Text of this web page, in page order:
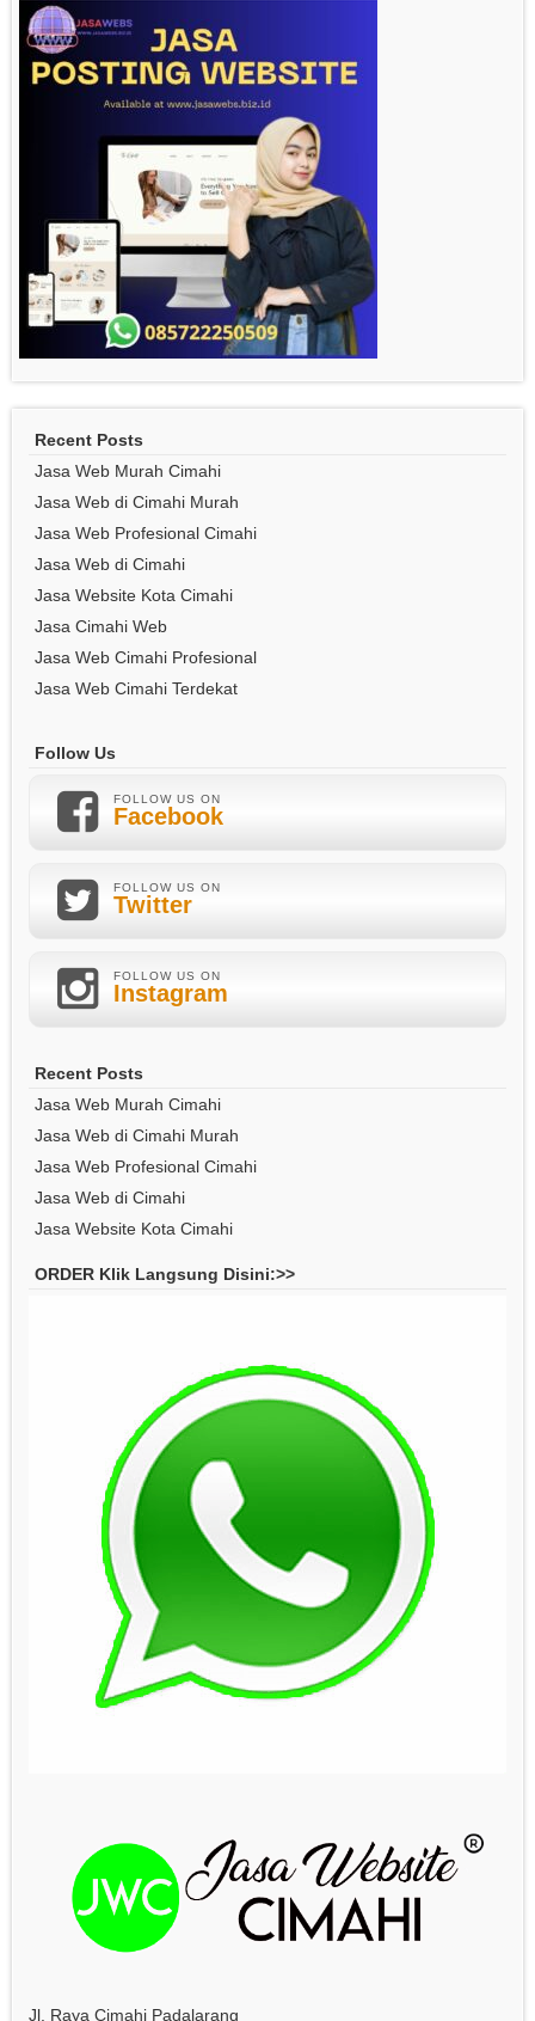
Recent Posts
Jasa Web Murah Cimahi
Jasa Web di Cimahi Murah
Jasa Web Profesional Cimahi
Jasa Web di Cimahi
Jasa Website Kota Cimahi
Jasa Cimahi Web
Jasa Web Cimahi Profesional
Jasa Web Cimahi Terdekat
Follow Us
FOLLOW US ON
Facebook
FOLLOW US ON
Twitter
FOLLOW US ON
Instagram
Recent Posts
Jasa Web Murah Cimahi
Jasa Web di Cimahi Murah
Jasa Web Profesional Cimahi
Jasa Web di Cimahi
Jasa Website Kota Cimahi
ORDER Klik Langsung Disini:>>
Jl. Raya Cimahi Padalarang